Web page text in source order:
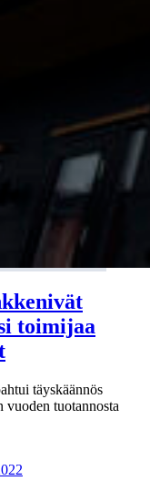
toimijaa
täyskäännös
vuoden tuotannosta